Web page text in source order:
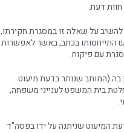
דעת.
על שאלה זו במסגרת חקירתו,
התייחסותו בכתב, באשר לאפשרות
עם פיקוח.
(המותב שנותר בדעת מיעוט
בית המשפט לענייני משפחה,
המיעוט שניתנה על ידו בפסה"ד